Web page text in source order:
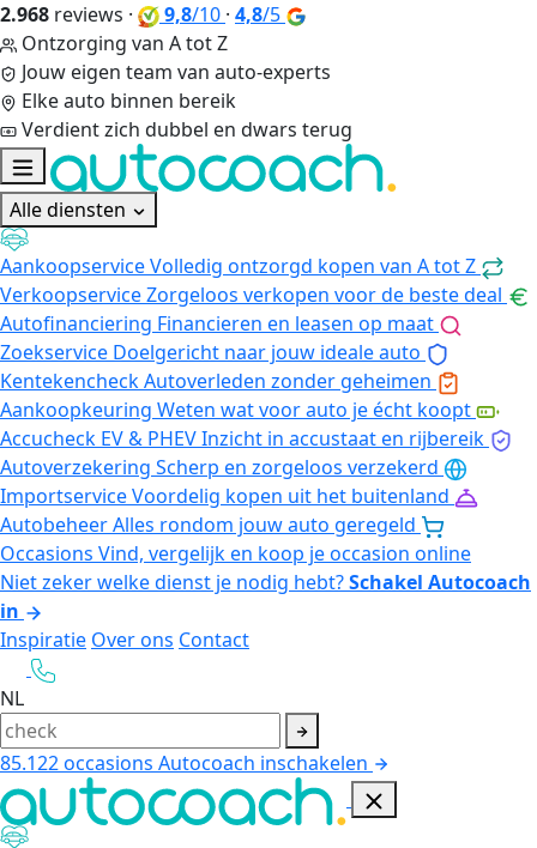
2.968 reviews · 9,8/10 · 4,8/5
Ontzorging van A tot Z
Jouw eigen team van auto-experts
Elke auto binnen bereik
Verdient zich dubbel en dwars terug
Alle diensten
AankoopserviceVolledig ontzorgd kopen van A tot Z
VerkoopserviceZorgeloos verkopen voor de beste deal
Autofinanciering Financieren en leasen op maat
Zoekservice Doelgericht naar jouw ideale auto
KentekencheckAutoverleden zonder geheimen
Aankoopkeuring Weten wat voor auto je écht koopt
Accucheck EV & PHEVInzicht in accustaat en rijbereik
Autoverzekering Scherp en zorgeloos verzekerd
ImportserviceVoordelig kopen uit het buitenland
AutobeheerAlles rondom jouw auto geregeld
Occasions Vind, vergelijk en koop je occasion online
Niet zeker welke dienst je nodig hebt?Schakel Autocoach
in
Inspiratie Over ons Contact
NL
85.122occasions Autocoach inschakelen